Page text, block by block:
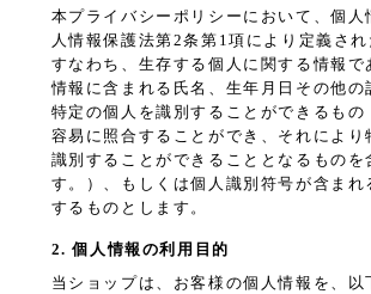
本プライバシーポリシーにおいて、個人
人情報保護法第2条第1項により定義され
すなわち、生存する個人に関する情報で
情報に含まれる氏名、生年月日その他の
特定の個人を識別することができるもの
容易に照合することができ、それにより
識別することができることとなるものを
す。）、もしくは個人識別符号が含まれ
するものとします。
2. 個人情報の利用目的
当ショップは、お客様の個人情報を、以